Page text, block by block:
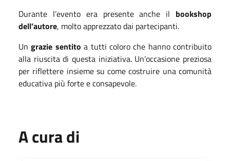
Durante l’evento era presente anche il bookshop
dell’autore, molto apprezzato dai partecipanti.
Ungrazie sentito a tutti coloro che hanno contribuito
alla riuscita di questa iniziativa. Un’occasione preziosa
per riflettere insieme su come costruire una comunità
educativa più forte e consapevole.
A cura di